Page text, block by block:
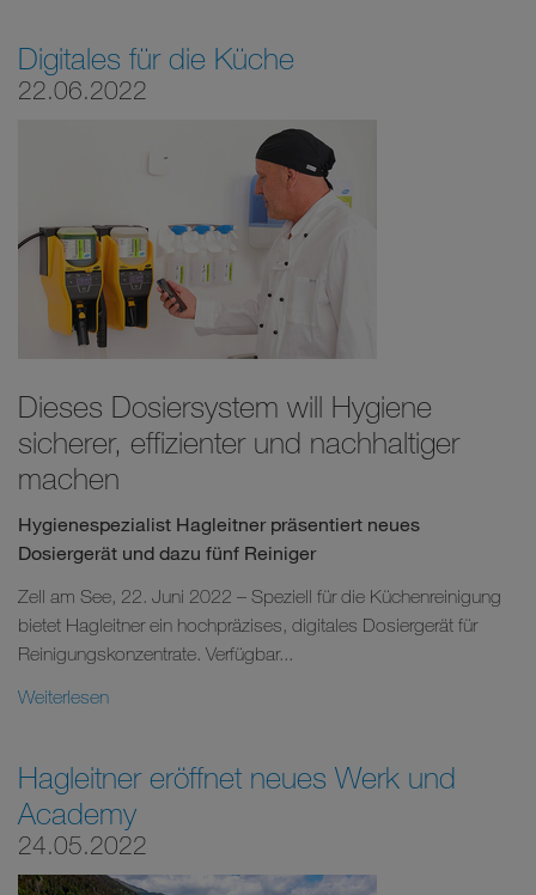
Digitales für die Küche
22.06.2022
Dieses Dosiersystem will Hygiene
sicherer, effizienter und nachhaltiger
machen
Hygienespezialist Hagleitner präsentiert neues
Dosiergerät und dazu fünf Reiniger
Zell am See, 22. Juni 2022 – Speziell für die Küchenreinigung
bietet Hagleitner ein hochpräzises, digitales Dosiergerät für
Reinigungskonzentrate. Verfügbar...
Weiterlesen
Hagleitner eröffnet neues Werk und
Academy
24.05.2022